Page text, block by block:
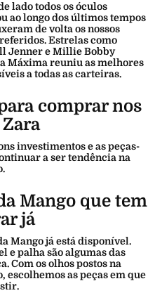
lado todos os óculos
ao longo dos últimos tempos
de volta os nossos
Estrelas como
Jenner e Millie Bobby
Máxima reuniu as melhores
a todas as carteiras.
comprar nos
investimentos e as peças-
a ser tendência na
Mango que tem
já
Mango já está disponível.
e palha são algumas das
Com os olhos postos na
escolhemos as peças em que